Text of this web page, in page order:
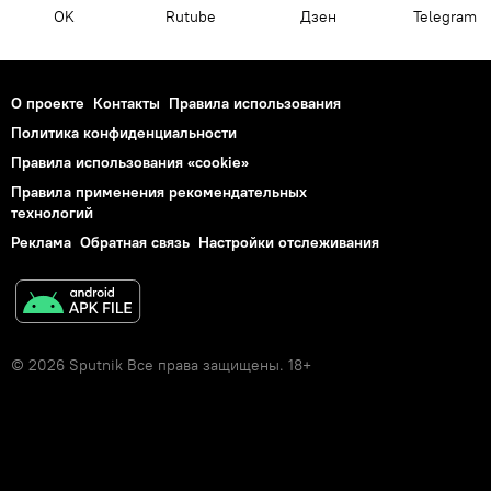
OK Rutube Дзен Telegram
О проекте Контакты Правила использования
Политика конфиденциальности
Правила использования «cookie»
Правила применения рекомендательных
технологий
Реклама Обратная связь Настройки отслеживания
© 2026 Sputnik Все права защищены. 18+